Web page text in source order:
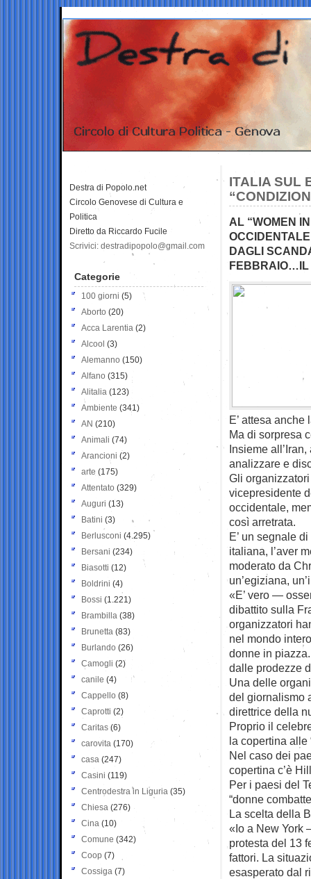
ITALIA SUL
AL “WOMEN
DAGLI
FEBBRAIO…IL
E’ attesa anche
Ma di sorpresa
Insieme
analizzare e
Gli
vicepresidente
occidentale,
così arretrata.
E’ un segnale
italiana, l’aver
moderato da
un’egiziana,
«E’ vero —
dibattito sulla
organizzatori
nel mondo
donne in
dalle prodezze
Una delle
del giornalismo
direttrice della
Proprio il
la copertina alle
Nel caso dei
copertina c’è
Per i paesi del
“donne
La scelta della
«Io a New York
protesta del 13
fattori. La
esasperato dal
Destra di Popolo.net
Circolo Genovese di Cultura e
Politica
Diretto da Riccardo Fucile
Scrivici: destradipopolo@gmail.com
Categorie
100 giorni (5)
Aborto (20)
Acca Larentia (2)
Alcool (3)
Alemanno (150)
Alfano (315)
Alitalia (123)
Ambiente (341)
AN (210)
Animali (74)
Arancioni (2)
arte (175)
Attentato (329)
Auguri (13)
Batini (3)
Berlusconi (4.295)
Bersani (234)
Biasotti (12)
Boldrini (4)
Bossi (1.221)
Brambilla (38)
Brunetta (83)
Burlando (26)
Camogli (2)
canile (4)
Cappello (8)
Caprotti (2)
Caritas (6)
carovita (170)
casa (247)
Casini (119)
Centrodestra in Liguria (35)
Chiesa (276)
Cina (10)
Comune (342)
Coop (7)
Cossiga (7)